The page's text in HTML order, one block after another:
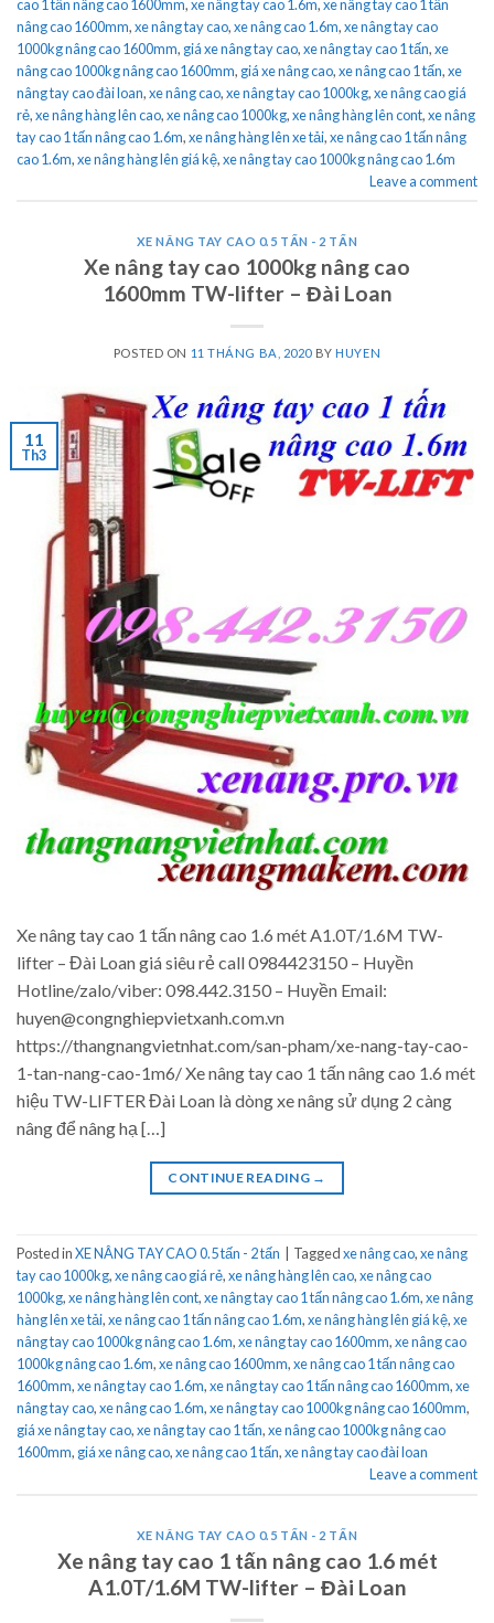
cao 1 tấn nâng cao 1600mm,xe nâng tay cao 1.6m,xe nâng tay cao 1 tấn
nâng cao 1600mm,xe nâng tay cao,xe nâng cao 1.6m,xe nâng tay cao
1000kg nâng cao 1600mm, giá xe nâng tay cao,xe nâng tay cao 1 tấn,xe
nâng cao 1000kg nâng cao 1600mm, giá xe nâng cao,xe nâng cao 1 tấn,xe
nâng tay cao đài loan,xe nâng cao,xe nâng tay cao 1000kg,xe nâng cao giá
rẻ,xe nâng hàng lên cao,xe nâng cao 1000kg,xe nâng hàng lên cont,xe nâng
tay cao 1 tấn nâng cao 1.6m,xe nâng hàng lên xe tải,xe nâng cao 1 tấn nâng
cao 1.6m,xe nâng hàng lên giá kệ,xe nâng tay cao 1000kg nâng cao 1.6m
Leave a comment
XE NÂNG TAY CAO 0.5 TẤN - 2 TẤN
Xe nâng tay cao 1000kg nâng cao
1600mm TW-lifter – Đài Loan
POSTED ON 11 THÁNG BA, 2020 BYHUYEN
11
Th3
Xe nâng tay cao 1 tấn nâng cao 1.6 mét A1.0T/1.6M TW-
lifter – Đài Loan giá siêu rẻ call 0984423150 – Huyền
Hotline/zalo/viber: 098.442.3150 – Huyền Email:
huyen@congnghiepvietxanh.com.vn
https://thangnangvietnhat.com/san-pham/xe-nang-tay-cao-
1-tan-nang-cao-1m6/ Xe nâng tay cao 1 tấn nâng cao 1.6 mét
hiệu TW-LIFTER Đài Loan là dòng xe nâng sử dụng 2 càng
nâng để nâng hạ […]
CONTINUE READING →
Posted inXE NÂNG TAY CAO 0.5 tấn - 2 tấn Taggedxe nâng cao,xe nâng
tay cao 1000kg,xe nâng cao giá rẻ,xe nâng hàng lên cao,xe nâng cao
1000kg,xe nâng hàng lên cont,xe nâng tay cao 1 tấn nâng cao 1.6m,xe nâng
hàng lên xe tải,xe nâng cao 1 tấn nâng cao 1.6m,xe nâng hàng lên giá kệ,xe
nâng tay cao 1000kg nâng cao 1.6m,xe nâng tay cao 1600mm,xe nâng cao
1000kg nâng cao 1.6m,xe nâng cao 1600mm,xe nâng cao 1 tấn nâng cao
1600mm,xe nâng tay cao 1.6m,xe nâng tay cao 1 tấn nâng cao 1600mm,xe
nâng tay cao,xe nâng cao 1.6m,xe nâng tay cao 1000kg nâng cao 1600mm,
giá xe nâng tay cao,xe nâng tay cao 1 tấn,xe nâng cao 1000kg nâng cao
1600mm, giá xe nâng cao,xe nâng cao 1 tấn,xe nâng tay cao đài loan
Leave a comment
XE NÂNG TAY CAO 0.5 TẤN - 2 TẤN
Xe nâng tay cao 1 tấn nâng cao 1.6 mét
A1.0T/1.6M TW-lifter – Đài Loan